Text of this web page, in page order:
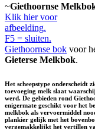
~Giethoornse
Klik hier voor
afbeelding.
F5 = sluiten.
Giethoornse bok voor
Gieterse Melkbok.
Het scheepstype onderscheidt
toevoeging melk slaat
werd. De gebieden rond
enigermate geschikt voor het
melkbok als vervoermiddel
plankier gelijk met het
vergemakkelijkt het vertillen